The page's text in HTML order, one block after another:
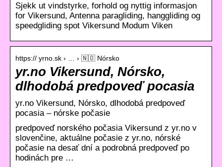
Sjekk ut vindstyrke, forhold og nyttig informasjon
for Vikersund, Antenna paragliding, hanggliding og
speedgliding spot Vikersund Modum Viken
https:// yrno.sk › … › 🇳🇴 Nórsko
yr.no Vikersund, Nórsko,
dlhodobá predpoveď pocasia
yr.no Vikersund, Nórsko, dlhodobá predpoveď
pocasia – nórske počasie
predpoveď norského počasia Vikersund z yr.no v
slovenčine, aktuálne počasie z yr.no, nórské
počasie na desať dní a podrobná predpoveď po
hodinách pre …